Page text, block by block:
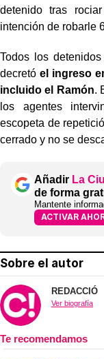
detenido tras
intención de robarle
Todos los
decretó el ingreso
incluido el Ramón.
los agentes
escopeta de
cerrado y no se
Añadir La
de forma
Mantente
ACTIVAR
Sobre el autor
REDACCIÓ
Ver biografía